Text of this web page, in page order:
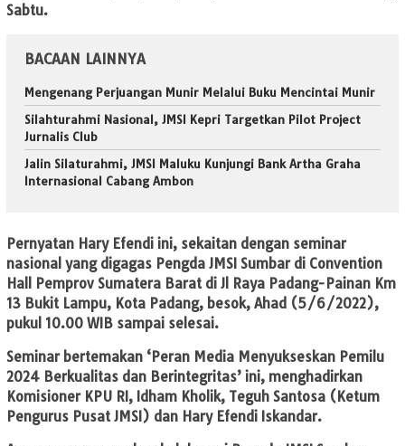
Sabtu.
BACAAN LAINNYA
Mengenang Perjuangan Munir Melalui Buku Mencintai Munir
Silahturahmi Nasional, JMSI Kepri Targetkan Pilot Project
Jurnalis Club
Jalin Silaturahmi, JMSI Maluku Kunjungi Bank Artha Graha
Internasional Cabang Ambon
Pernyatan Hary Efendi ini, sekaitan dengan seminar
nasional yang digagas Pengda JMSI Sumbar di Convention
Hall Pemprov Sumatera Barat di Jl Raya Padang-Painan Km
13 Bukit Lampu, Kota Padang, besok, Ahad (5/6/2022),
pukul 10.00 WIB sampai selesai.
Seminar bertemakan ‘Peran Media Menyukseskan Pemilu
2024 Berkualitas dan Berintegritas’ ini, menghadirkan
Komisioner KPU RI, Idham Kholik, Teguh Santosa (Ketum
Pengurus Pusat JMSI) dan Hary Efendi Iskandar.